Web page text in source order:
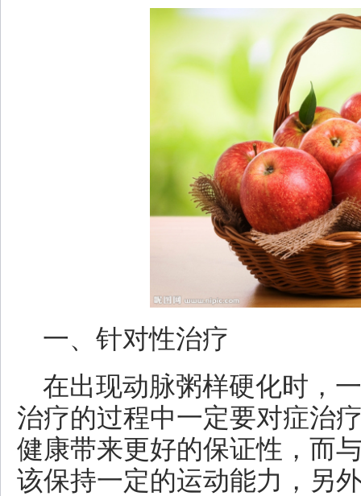
一、针对性治疗
在出现动脉粥样硬化时，
治疗的过程中一定要对症治
健康带来更好的保证性，而
该保持一定的运动能力，另